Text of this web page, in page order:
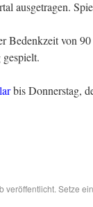
ausgetragen.
Bedenkzeit von
bis Donnerstag,
veröffentlicht. Setze